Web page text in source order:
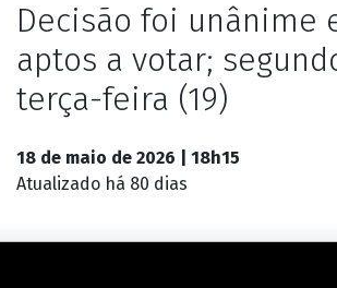
Decisão foi unânime
aptos a votar;
terça-feira (19)
18 de maio de 2026 | 18h15
Atualizado há 80 dias